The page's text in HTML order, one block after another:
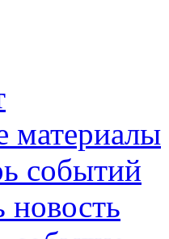
материалы
событий
новость